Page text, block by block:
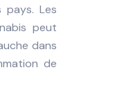
pays. Les
peut
dans
de